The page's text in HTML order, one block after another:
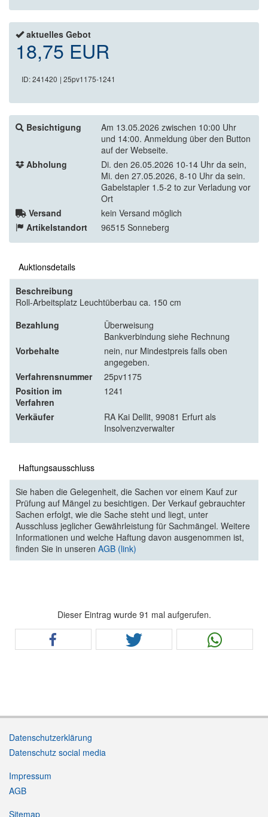
aktuelles Gebot
18,75 EUR
ID: 241420 | 25pv1175-1241
Besichtigung
Am 13.05.2026 zwischen 10:00 Uhr
und 14:00. Anmeldung über den Button
auf der Webseite.
Abholung
Di. den 26.05.2026 10-14 Uhr da sein,
Mi. den 27.05.2026, 8-10 Uhr da sein.
Gabelstapler 1.5-2 to zur Verladung vor
Ort
Versand
kein Versand möglich
Artikelstandort
96515 Sonneberg
Auktionsdetails
Beschreibung
Roll-Arbeitsplatz Leuchtüberbau ca. 150 cm
Bezahlung
Überweisung
Bankverbindung siehe Rechnung
Vorbehalte
nein, nur Mindestpreis falls oben
angegeben.
Verfahrensnummer
25pv1175
Position im
Verfahren
1241
Verkäufer
RA Kai Dellit, 99081 Erfurt als
Insolvenzverwalter
Haftungsausschluss
Sie haben die Gelegenheit, die Sachen vor einem Kauf zur
Prüfung auf Mängel zu besichtigen. Der Verkauf gebrauchter
Sachen erfolgt, wie die Sache steht und liegt, unter
Ausschluss jeglicher Gewährleistung für Sachmängel. Weitere
Informationen und welche Haftung davon ausgenommen ist,
finden Sie in unseren AGB (link)
Dieser Eintrag wurde 91 mal aufgerufen.
Datenschutzerklärung
Datenschutz social media
Impressum
AGB
Sitemap